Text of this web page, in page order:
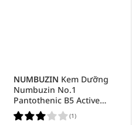
NUMBUZIN Kem Dưỡng
Numbuzin No.1
Pantothenic B5 Active
Soothing Cream 80ml
(1)